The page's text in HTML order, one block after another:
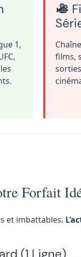
1,
films,
Forfait
et imbattables.
(1 Ligne)